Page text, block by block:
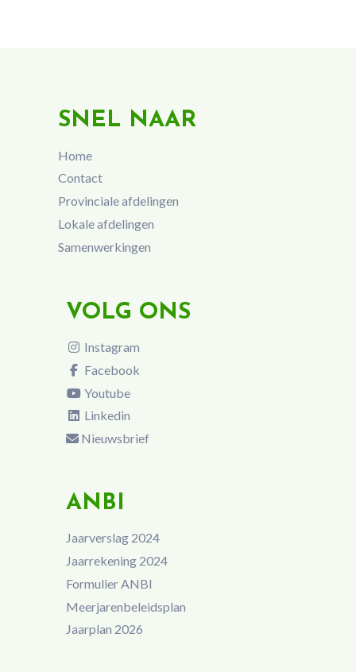
SNEL NAAR
Home
Contact
Provinciale afdelingen
Lokale afdelingen
Samenwerkingen
VOLG ONS
Instagram
Facebook
Youtube
Linkedin
Nieuwsbrief
ANBI
Jaarverslag 2024
Jaarrekening 2024
Formulier ANBI
Meerjarenbeleidsplan
Jaarplan 2026